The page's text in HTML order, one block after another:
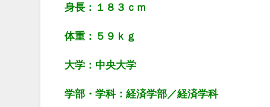
身長：１８３ｃｍ
体重：５９ｋｇ
大学：中央大学
学部・学科：経済学部／経済学科